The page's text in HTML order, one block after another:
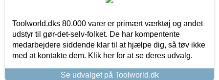
Toolworld.dks 80.000 varer er primært værktøj og andet
udstyr til gør-det-selv-folket. De har kompentente
medarbejdere siddende klar til at hjælpe dig, så tøv ikke
med at kontakte dem. Klik her for at se deres udvalg.
Se udvalget på Toolworld.dk